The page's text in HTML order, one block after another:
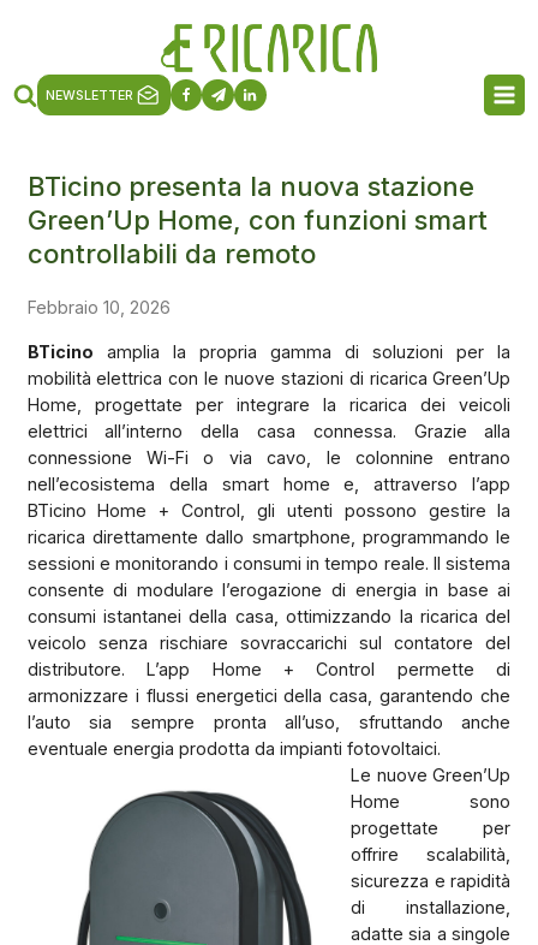
NEWSLETTER
BTicino presenta la nuova stazione
Green’Up Home, con funzioni smart
controllabili da remoto
Febbraio 10, 2026
BTicino amplia la propria gamma di soluzioni per la
mobilità elettrica con le nuove stazioni di ricarica Green’Up
Home, progettate per integrare la ricarica dei veicoli
elettrici all’interno della casa connessa. Grazie alla
connessione Wi-Fi o via cavo, le colonnine entrano
nell’ecosistema della smart home e, attraverso l’app
BTicino Home + Control, gli utenti possono gestire la
ricarica direttamente dallo smartphone, programmando le
sessioni e monitorando i consumi in tempo reale. Il sistema
consente di modulare l’erogazione di energia in base ai
consumi istantanei della casa, ottimizzando la ricarica del
veicolo senza rischiare sovraccarichi sul contatore del
distributore. L’app Home + Control permette di
armonizzare i flussi energetici della casa, garantendo che
l’auto sia sempre pronta all’uso, sfruttando anche
eventuale energia prodotta da impianti fotovoltaici.
Le nuove Green’Up
Home sono
progettate per
offrire scalabilità,
sicurezza e rapidità
di installazione,
adatte sia a singole